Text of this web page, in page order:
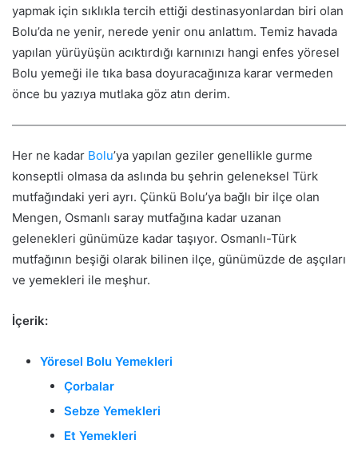
yapmak için sıklıkla tercih ettiği destinasyonlardan biri olan
Bolu’da ne yenir, nerede yenir onu anlattım. Temiz havada
yapılan yürüyüşün acıktırdığı karnınızı hangi enfes yöresel
Bolu yemeği ile tıka basa doyuracağınıza karar vermeden
önce bu yazıya mutlaka göz atın derim.
Her ne kadar Bolu’ya yapılan geziler genellikle gurme
konseptli olmasa da aslında bu şehrin geleneksel Türk
mutfağındaki yeri ayrı. Çünkü Bolu’ya bağlı bir ilçe olan
Mengen, Osmanlı saray mutfağına kadar uzanan
gelenekleri günümüze kadar taşıyor. Osmanlı-Türk
mutfağının beşiği olarak bilinen ilçe, günümüzde de aşçıları
ve yemekleri ile meşhur.
İçerik:
Yöresel Bolu Yemekleri
Çorbalar
Sebze Yemekleri
Et Yemekleri